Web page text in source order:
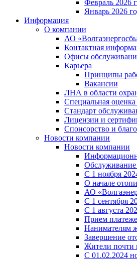
Февраль 2026
Январь 2026
Информация
О компании
АО
Контактная
Офисы
Карьера
Принципы
Вакансии
ЛНА в области
Специальная оценка
Стандарт
Лицензии и
Спонсорство и
Новости компании
Новости компании
Обслуживание
С 1 ноября
О начале
АО
С 1 сентября
С 1 августа
Прием
Нанимателям
Завершение
Жители почти
С 01.02.2024